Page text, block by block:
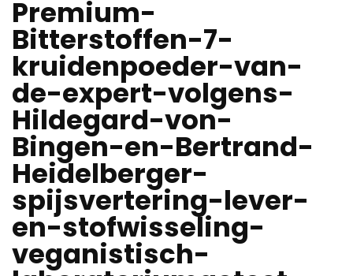
Premium-
Bitterstoffen-7-
kruidenpoeder-van-
de-expert-volgens-
Hildegard-von-
Bingen-en-Bertrand-
Heidelberger-
spijsvertering-lever-
en-stofwisseling-
veganistisch-